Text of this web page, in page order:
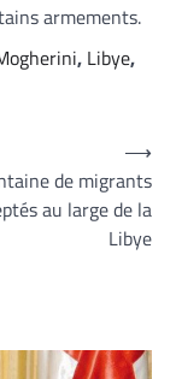
armements.
, Libye,
de migrants
au large de la
Libye
⟶